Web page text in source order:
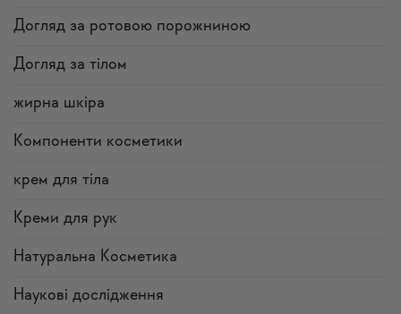
Догляд за ротовою порожниною
Догляд за тілом
жирна шкіра
Компоненти косметики
крем для тіла
Креми для рук
Натуральна Косметика
Наукові дослідження